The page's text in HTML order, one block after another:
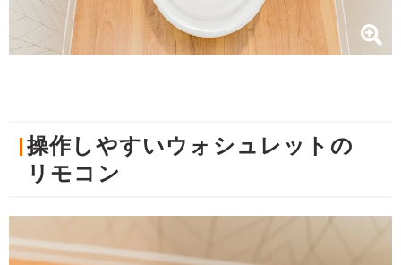
操作しやすいウォシュレットの
リモコン